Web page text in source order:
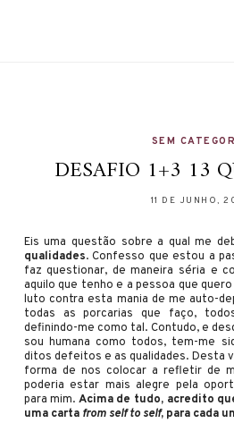
SEM
DESAFIO 1+3 13
11 DE JUNHO,
Eis uma questão sobre a qual me
qualidades. Confesso que estou a
faz questionar, de maneira séria e
aquilo que tenho e a pessoa que
luto contra esta mania de me auto-
todas as porcarias que faço,
definindo-me como tal. Contudo, e
sou humana como todos, tem-me
ditos defeitos e as qualidades. Desta
forma de nos colocar a refletir de
poderia estar mais alegre pela
para mim. Acima de tudo, acredito
uma carta from self to self, para cada